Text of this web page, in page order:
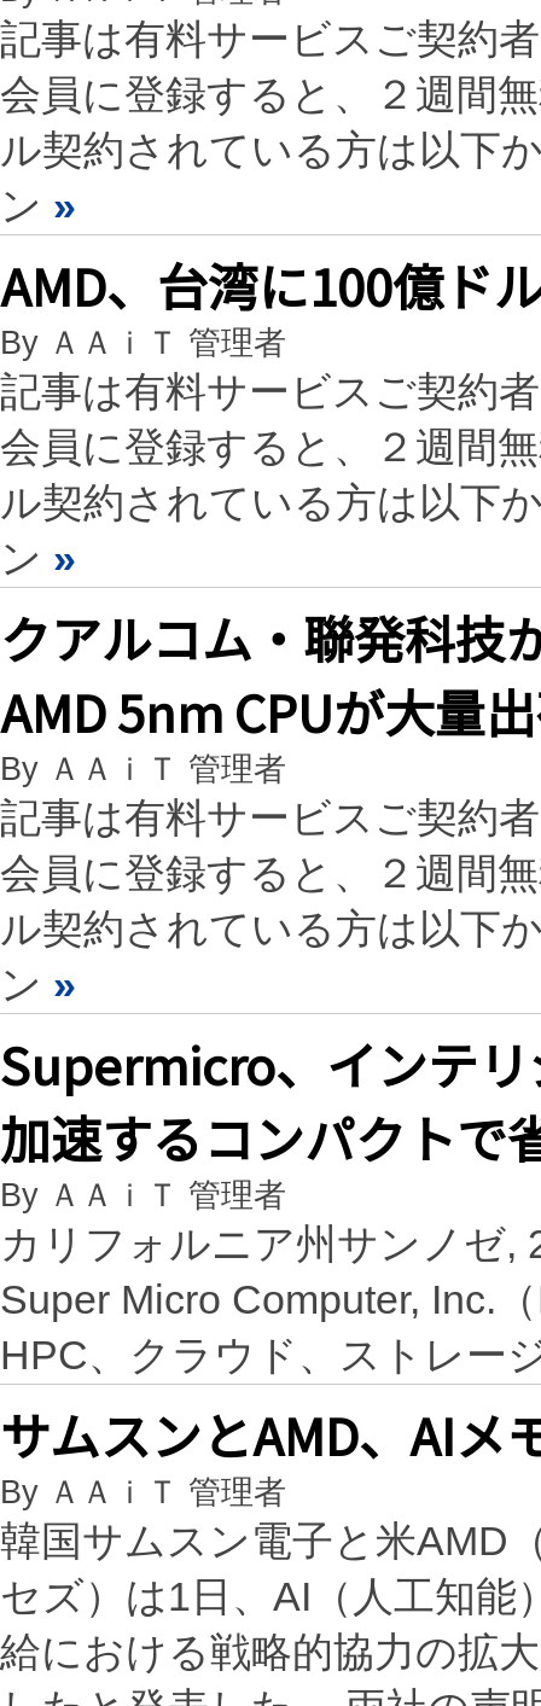
記事は有料サービスご契約
会員に登録すると、２週間
ル契約されている方は以下
ン »
AMD、台湾に100億ド
By ＡＡｉＴ 管理者
記事は有料サービスご契約
会員に登録すると、２週間
ル契約されている方は以下
ン »
クアルコム・聯発科技
AMD 5nm CPUが大量
By ＡＡｉＴ 管理者
記事は有料サービスご契約
会員に登録すると、２週間
ル契約されている方は以下
ン »
Supermicro、インテ
加速するコンパクトで
By ＡＡｉＴ 管理者
カリフォルニア州サンノゼ
Super Micro Computer, Inc.
HPC、クラウド、ストレー
サムスンとAMD、AIメ
By ＡＡｉＴ 管理者
韓国サムスン電子と米AMD
セズ）は1日、AI（人工知
給における戦略的協力の拡